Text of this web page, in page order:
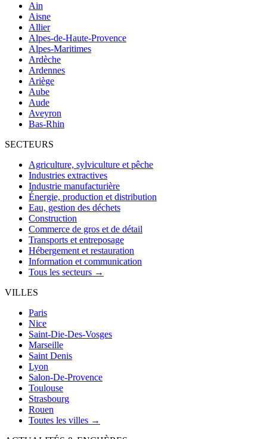
Ain
Aisne
Allier
Alpes-de-Haute-Provence
Alpes-Maritimes
Ardèche
Ardennes
Ariège
Aube
Aude
Aveyron
Bas-Rhin
SECTEURS
Agriculture, sylviculture et pêche
Industries extractives
Industrie manufacturière
Énergie, production et distribution
Eau, gestion des déchets
Construction
Commerce de gros et de détail
Transports et entreposage
Hébergement et restauration
Information et communication
Tous les secteurs →
VILLES
Paris
Nice
Saint-Die-Des-Vosges
Marseille
Saint Denis
Lyon
Salon-De-Provence
Toulouse
Strasbourg
Rouen
Toutes les villes →